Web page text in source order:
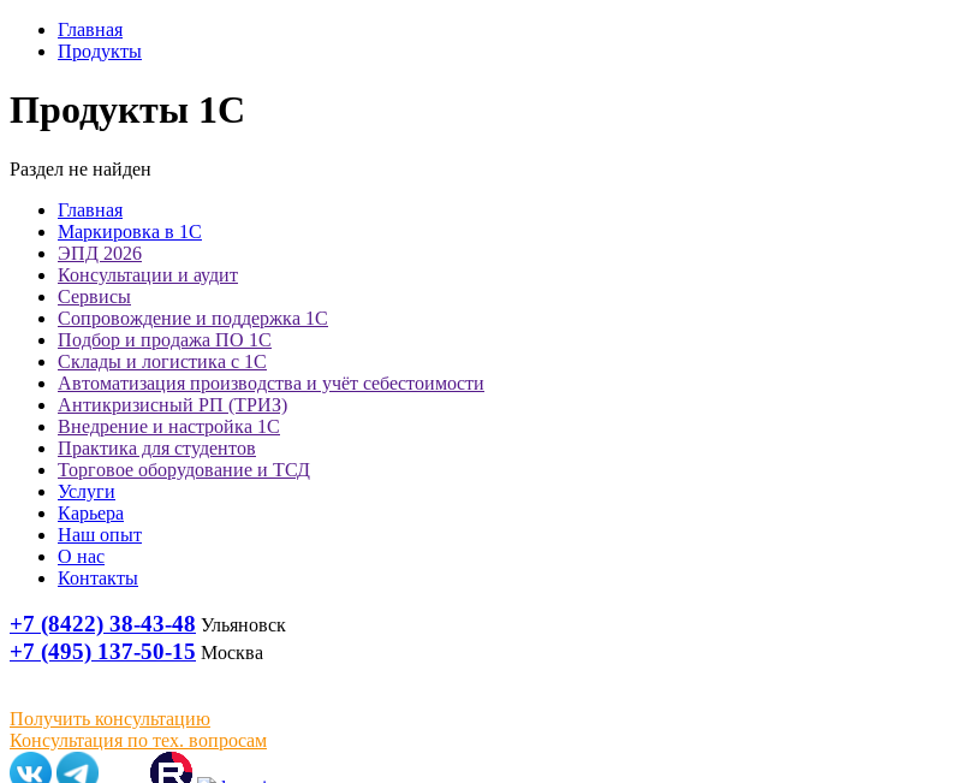
Главная
Продукты
Продукты 1С
Раздел не найден
Главная
Маркировка в 1С
ЭПД 2026
Консультации и аудит
Сервисы
Сопровождение и поддержка 1С
Подбор и продажа ПО 1С
Склады и логистика с 1С
Автоматизация производства и учёт себестоимости
Антикризисный РП (ТРИЗ)
Внедрение и настройка 1С
Практика для студентов
Торговое оборудование и ТСД
Услуги
Карьера
Наш опыт
О нас
Контакты
+7 (8422) 38-43-48 Ульяновск
+7 (495) 137-50-15 Москва
Получить консультацию
Консультация по тех. вопросам